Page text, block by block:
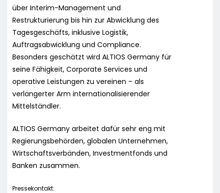
über Interim-Management und
Restrukturierung bis hin zur Abwicklung des
Tagesgeschäfts, inklusive Logistik,
Auftragsabwicklung und Compliance.
Besonders geschätzt wird ALTIOS Germany für
seine Fähigkeit, Corporate Services und
operative Leistungen zu vereinen – als
verlängerter Arm internationalisierender
Mittelständler.
ALTIOS Germany arbeitet dafür sehr eng mit
Regierungsbehörden, globalen Unternehmen,
Wirtschaftsverbänden, Investmentfonds und
Banken zusammen.
Pressekontakt: